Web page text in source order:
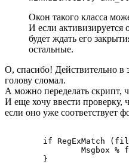
Окон такого класса
И если активизируется
будет ждать его
остальные.
О, спасибо! Действительно в
голову сломал.
А можно переделать скрипт,
И еще хочу ввести проверку,
если оно уже